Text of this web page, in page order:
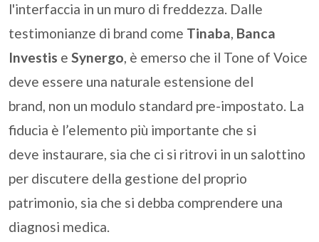
l'interfaccia in un muro di freddezza. Dalle
testimonianze di brand come Tinaba, Banca
Investis e Synergo, è emerso che il Tone of Voice
deve essere una naturale estensione del
brand, non un modulo standard pre-impostato. La
fiducia è l’elemento più importante che si
deve instaurare, sia che ci si ritrovi in un salottino
per discutere della gestione del proprio
patrimonio, sia che si debba comprendere una
diagnosi medica.